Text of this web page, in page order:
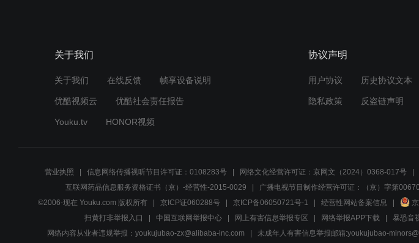
关于我们
关于我们 在线反馈 帧享设备说明
优酷视频云 优酷社会责任报告
Youku.tv HONOR视频
协议声明
用户协议 历史协议文本
隐私政策 反盗链声明
营业执照 信息网络传播视听节目许可证：0108283号 网络文化经营许可证：京网文（2024）0368-017号
互联网药品信息服务资格证书（京）-经营性-2015-0029
广播电视节目制作经营许可证：（京）字第
©2006-现在 Youku.com 版权所有
京ICP证060288号 京ICP备06050721号-1 经营性网站备案信息
扫黄打非举报入口
中国互联网举报中心 网上有害信息举报专区 网络举报APP下载 暴恐音
网络内容从业者违规举报：youkujubao-zx@alibaba-inc.com
未成年人有害信息举报邮箱:youkujubao-